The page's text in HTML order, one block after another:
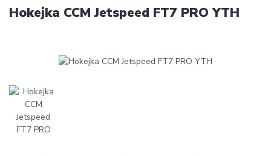
Hokejka CCM Jetspeed FT7 PRO YTH